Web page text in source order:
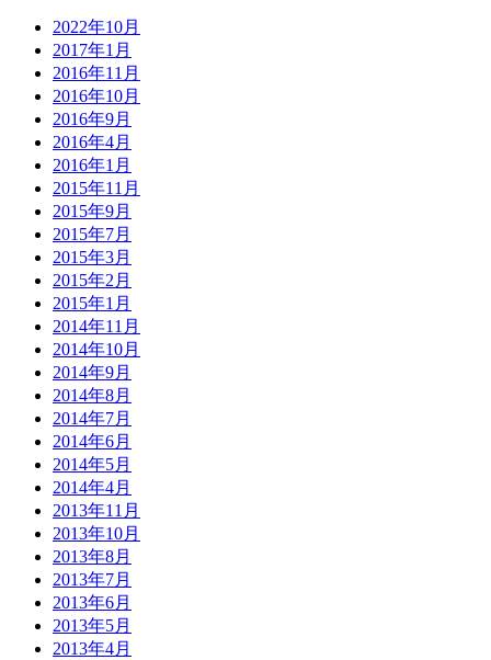
2022年10月
2017年1月
2016年11月
2016年10月
2016年9月
2016年4月
2016年1月
2015年11月
2015年9月
2015年7月
2015年3月
2015年2月
2015年1月
2014年11月
2014年10月
2014年9月
2014年8月
2014年7月
2014年6月
2014年5月
2014年4月
2013年11月
2013年10月
2013年8月
2013年7月
2013年6月
2013年5月
2013年4月